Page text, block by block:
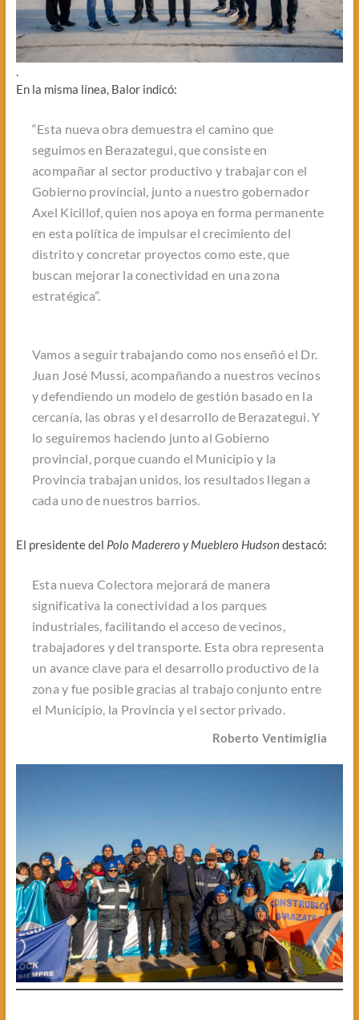
.
En la misma línea, Balor indicó:
“Esta nueva obra demuestra el camino que
seguimos en Berazategui, que consiste en
acompañar al sector productivo y trabajar con el
Gobierno provincial, junto a nuestro gobernador
Axel Kicillof, quien nos apoya en forma permanente
en esta política de impulsar el crecimiento del
distrito y concretar proyectos como este, que
buscan mejorar la conectividad en una zona
estratégica”.
Vamos a seguir trabajando como nos enseñó el Dr.
Juan José Mussi, acompañando a nuestros vecinos
y defendiendo un modelo de gestión basado en la
cercanía, las obras y el desarrollo de Berazategui. Y
lo seguiremos haciendo junto al Gobierno
provincial, porque cuando el Municipio y la
Provincia trabajan unidos, los resultados llegan a
cada uno de nuestros barrios.
El presidente del Polo Maderero y Mueblero Hudsondestacó:
Esta nueva Colectora mejorará de manera
significativa la conectividad a los parques
industriales, facilitando el acceso de vecinos,
trabajadores y del transporte. Esta obra representa
un avance clave para el desarrollo productivo de la
zona y fue posible gracias al trabajo conjunto entre
el Municipio, la Provincia y el sector privado.
Roberto Ventimiglia